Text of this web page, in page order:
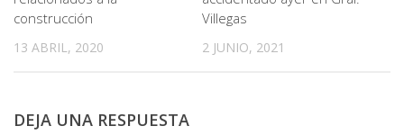
construcción
13 ABRIL, 2020
Villegas
2 JUNIO, 2021
DEJA UNA RESPUESTA